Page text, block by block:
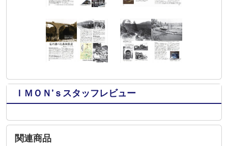
ＩＭＯＮ’ｓスタッフレビュー
関連商品